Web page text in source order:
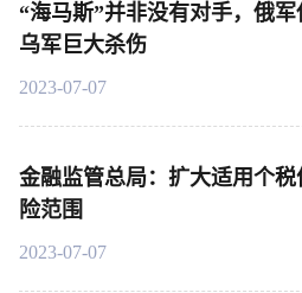
“海马斯”并非没有对手，俄
乌军巨大杀伤
2023-07-07
金融监管总局：扩大适用个
险范围
2023-07-07